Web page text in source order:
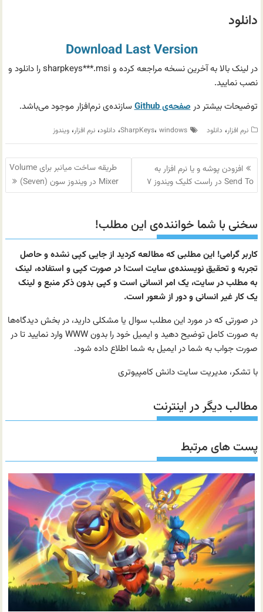
دانلود
Download Last Version
در لینک بالا به آخرین نسخه مراجعه کرده و sharpkeys***.msi را دانلود و
نصب نمایید.
توضیحات بیشتر درصفحه‌ی Github سازنده‌ی نرم‌افزار موجود می‌باشد.
نرم افزار، دانلود SharpKeys، windows ، دانلود،نرم افزار،ویندوز
راهبری
نوشته
افزودن پوشه و یا نرم افزار به
Send To در راست کلیک ویندوز ۷
طریقه ساخت میانبر برای Volume
Mixer در ویندوز سون (Seven)
سخنی با شما خواننده‌ی این مطلب!
کاربر گرامی! این مطلبی که مطالعه کردید از جایی کپی نشده و حاصل
تجربه و تحقیق نویسنده‌ی سایت است! در صورت کپی و استفاده، لینک
به مطلب در سایت، یک امر انسانی است و کپی بدون ذکر منبع و لینک
یک کار غیر انسانی و دور از شعور است.
در صورتی که در مورد این مطلب سوال یا مشکلی دارید، در بخش دیدگاه‌ها
به صورت کامل توضیح دهید و ایمیل خود را بدون WWW وارد نمایید تا در
صورت جواب به شما در ایمیل به شما اطلاع داده شود.
با تشکر، مدیریت سایت دانش کامپیوتری
مطالب دیگر در اینترنت
پست های مرتبط